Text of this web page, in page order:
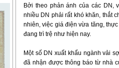
Bởi theo phản ánh của các DN,
nhiều DN phải rất khó khăn, thắt
nhiên, việc giá điện vừa tăng,
đang trì trệ như hiện nay.
Một số DN xuất khẩu ngành vải
đã nhận được thông báo từ nhà